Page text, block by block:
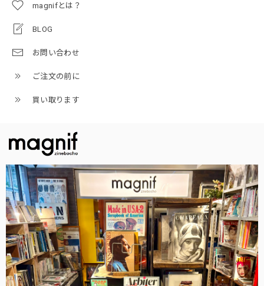
magnifとは？
BLOG
お問い合わせ
ご注文の前に
買い取ります